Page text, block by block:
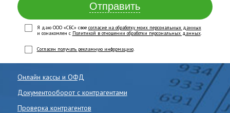
Отправить
Я даю ООО «СБС» свое согласие на обработку моих персональных данных
и ознакомлен с Политикой в отношении обработки персональных данных.
Согласен получать рекламную информацию.
Онлайн кассы и ОФД
Документооборот с контрагентами
Проверка контрагентов